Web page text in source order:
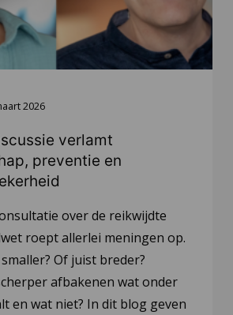
2026
verlamt
preventie en
over de reikwijdte
roept allerlei meningen op.
Of juist breder?
afbakenen wat onder
en wat niet? In dit blog geven